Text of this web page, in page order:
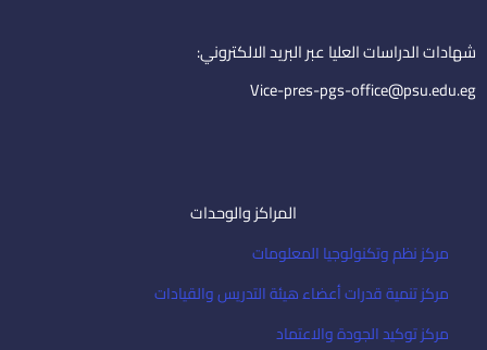
i
l
شهادات الدراسات العليا عبر البريد الالكتروني:
Vice-pres-pgs-office@psu.edu.eg
المراكز والوحدات
مركز نظم وتكنولوجيا المعلومات
مركز تنمية قدرات أعضاء هيئة التدريس والقيادات
مركز توكيد الجودة والاعتماد